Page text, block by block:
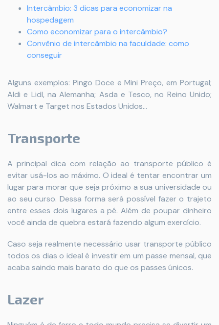
Intercâmbio: 3 dicas para economizar na
hospedagem
Como economizar para o intercâmbio?
Convênio de intercâmbio na faculdade: como
conseguir
Alguns exemplos: Pingo Doce e Mini Preço, em Portugal;
Aldi e Lidl, na Alemanha; Asda e Tesco, no Reino Unido;
Walmart e Target nos Estados Unidos...
Transporte
A principal dica com relação ao transporte público é
evitar usá-los ao máximo. O ideal é tentar encontrar um
lugar para morar que seja próximo a sua universidade ou
ao seu curso. Dessa forma será possível fazer o trajeto
entre esses dois lugares a pé. Além de poupar dinheiro
você ainda de quebra estará fazendo algum exercício.
Caso seja realmente necessário usar transporte público
todos os dias o ideal é investir em um passe mensal, que
acaba saindo mais barato do que os passes únicos.
Lazer